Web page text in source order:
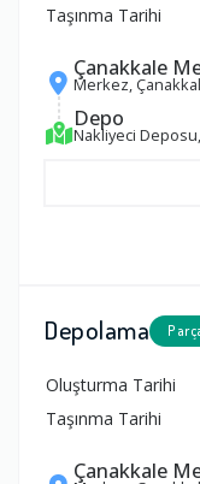
Taşınma Tarihi
Çanakkale
Merkez,
Depo
Nakliyeci
Depolama
Oluşturma Tarihi
Taşınma Tarihi
Çanakkale